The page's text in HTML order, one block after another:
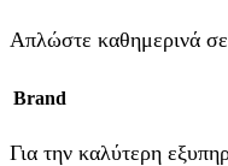
Απλώστε καθημερινά
Brand
Για την καλύτερη